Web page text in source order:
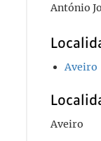
António
Aveiro
Aveiro